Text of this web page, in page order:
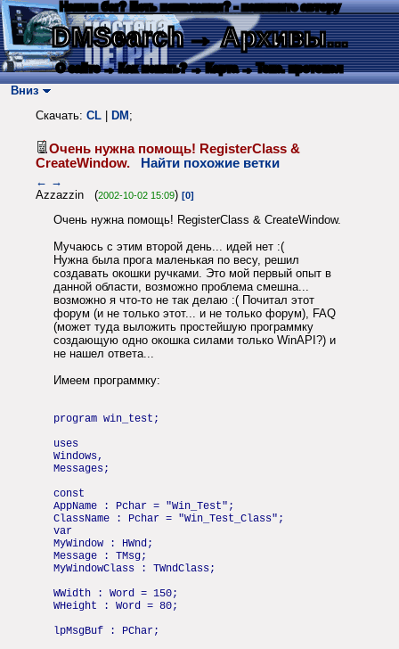
Нашли баг? Есть пожелания? - напишите автору
DMSearch→ Архивы...
О сайте → Как искать? → Карта → Текс. протокол
Вниз
Скачать: CL DM ;
Очень нужна помощь! RegisterClass &
CreateWindow.
Найти похожие ветки
← →
Azzazzin (2002-10-02 15:09) [0]
Очень нужна помощь! RegisterClass & CreateWindow.
Мучаюсь с этим второй день... идей нет :(
Нужна была прога маленькая по весу, решил
создавать окошки ручками. Это мой первый опыт в
данной области, возможно проблема смешна...
возможно я что-то не так делаю :( Почитал этот
форум (и не только этот... и не только форум), FAQ
(может туда выложить простейшую программку
создающую одно окошка силами только WinAPI?) и
не нашел ответа...
Имеем программку:
program win_test;
uses
Windows,
Messages;
const
AppName : Pchar = "Win_Test";
ClassName : Pchar = "Win_Test_Class";
var
MyWindow : HWnd;
Message : TMsg;
MyWindowClass : TWndClass;
WWidth : Word = 150;
WHeight : Word = 80;
lpMsgBuf : PChar;